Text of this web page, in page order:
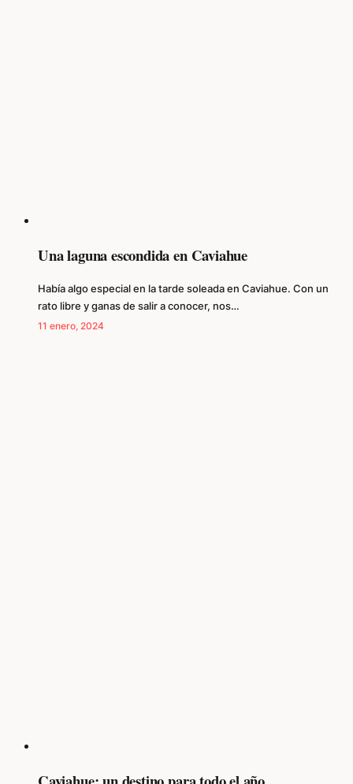
Una laguna escondida en Caviahue
Había algo especial en la tarde soleada en Caviahue. Con un
rato libre y ganas de salir a conocer, nos…
11 enero, 2024